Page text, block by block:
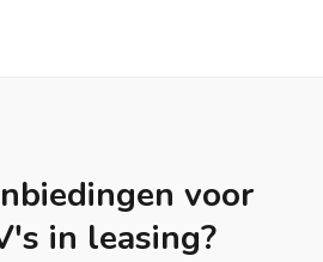
voor
in leasing?